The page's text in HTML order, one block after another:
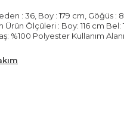
: 36, Boy : 179 cm, Göğüs :
Ürün Ölçüleri : Boy: 116 cm Bel:
%100 Polyester Kullanım